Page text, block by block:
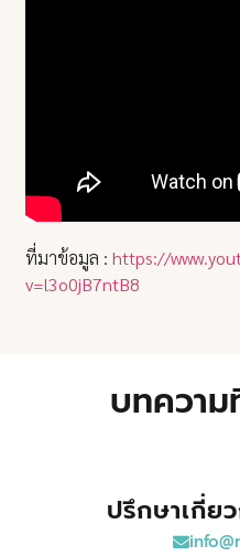
ที่มาข้อมูล :https://
v=l3o0jB7ntB8
บทความ
ปรึกษาเกี่ย